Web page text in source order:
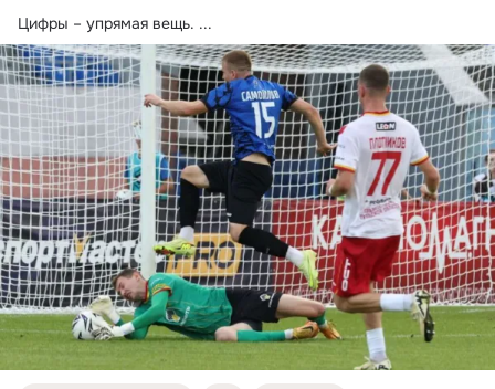
Цифры – упрямая вещь. ...